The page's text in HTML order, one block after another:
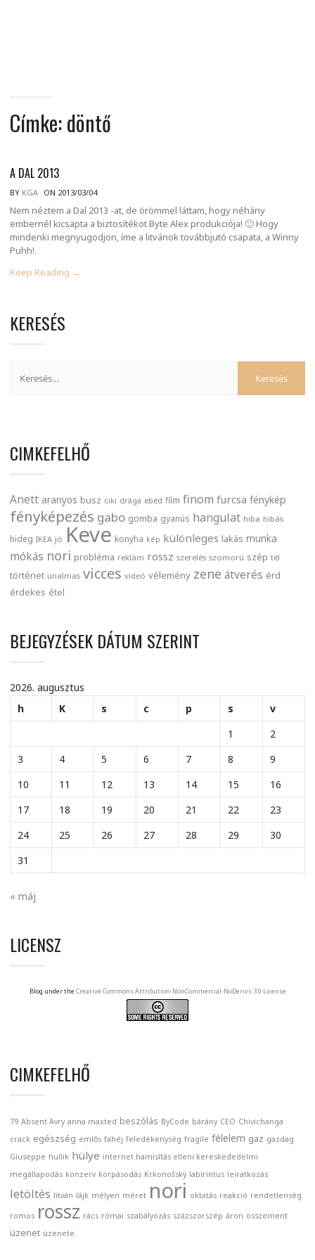
Címke:döntő
A DAL 2013
BY KGA ON 2013/03/04
Nem néztem a Dal 2013 -at, de örömmel láttam, hogy néhány
embernél kicsapta a biztosítékot Byte Alex produkciója! 🙂 Hogy
mindenki megnyugodjon, íme a litvánok továbbjutó csapata, a Winny
Puhh!.
Keep Reading →
KERESÉS
CIMKEFELHŐ
Anett aranyos busz ciki drága ebéd film finom furcsa fénykép
fényképezés gabo gomba gyanús hangulat hiba hibás
hideg IKEA jó Keve konyha kép különleges lakás munka
mókás nori probléma reklám rossz szerelés szomorú szép tél
történet unalmas vicces videó vélemény zene átverés érd
érdekes étel
BEJEGYZÉSEK DÁTUM SZERINT
2026. augusztus
h
K s c p s
v
1
2
3
4 5 6 7 8
9
10
11 12 13 14 15
16
17
18 19 20 21 22
23
24
25 26 27 28 29
30
31
« máj
LICENSZ
Blog under the Creative Commons Attribution-NonCommercial-NoDerivs 3.0 License
CIMKEFELHŐ
79 Absent Avry anna maxted beszólás ByCode bárány CEO Chivichanga
crack egészség emlős fahéj feledékenység fragile félelem gaz gazdag
Giuseppe hullik hülye internet hamisítás elleni kereskededelmi
megállapodás konzerv korpásodás Krkonošský labirintus leiratkozás
letöltés litván lájk mélyen méret nori oktatás reakció rendetlenség
romos rossz rács római szabályozás százszorszép áron összement
üzenet üzenete